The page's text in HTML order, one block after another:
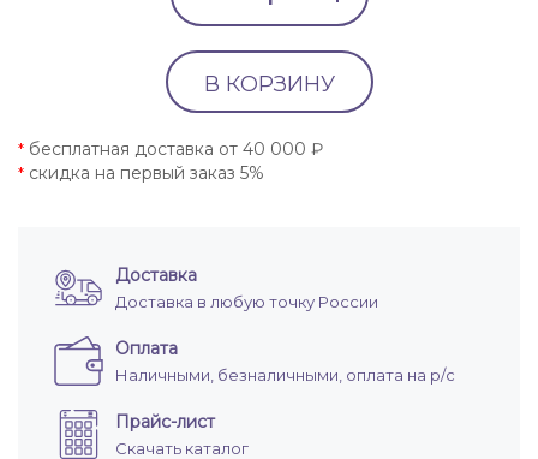
В КОРЗИНУ
* бесплатная доставка от 40 000 ₽
* скидка на первый заказ 5%
Доставка
Доставка в любую точку России
Оплата
Наличными, безналичными, оплата на р/с
Прайс-лист
Скачать каталог